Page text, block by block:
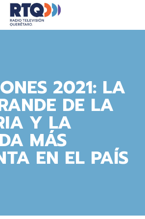
2021: LA
DE LA
Y LA
MÁS
EN EL PAÍS